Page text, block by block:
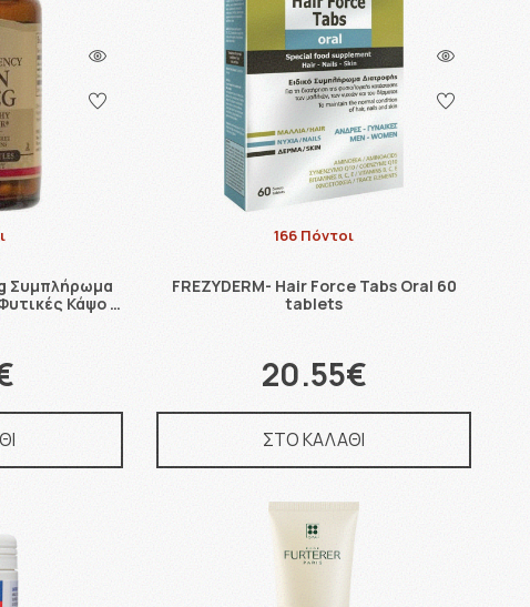
Συμπλήρωμα
Κάψο …
166 Πόντοι
FREZYDERM- Hair Force Tabs Oral 60
tablets
20.55€
ΣΤΟ ΚΑΛΑΘΙ